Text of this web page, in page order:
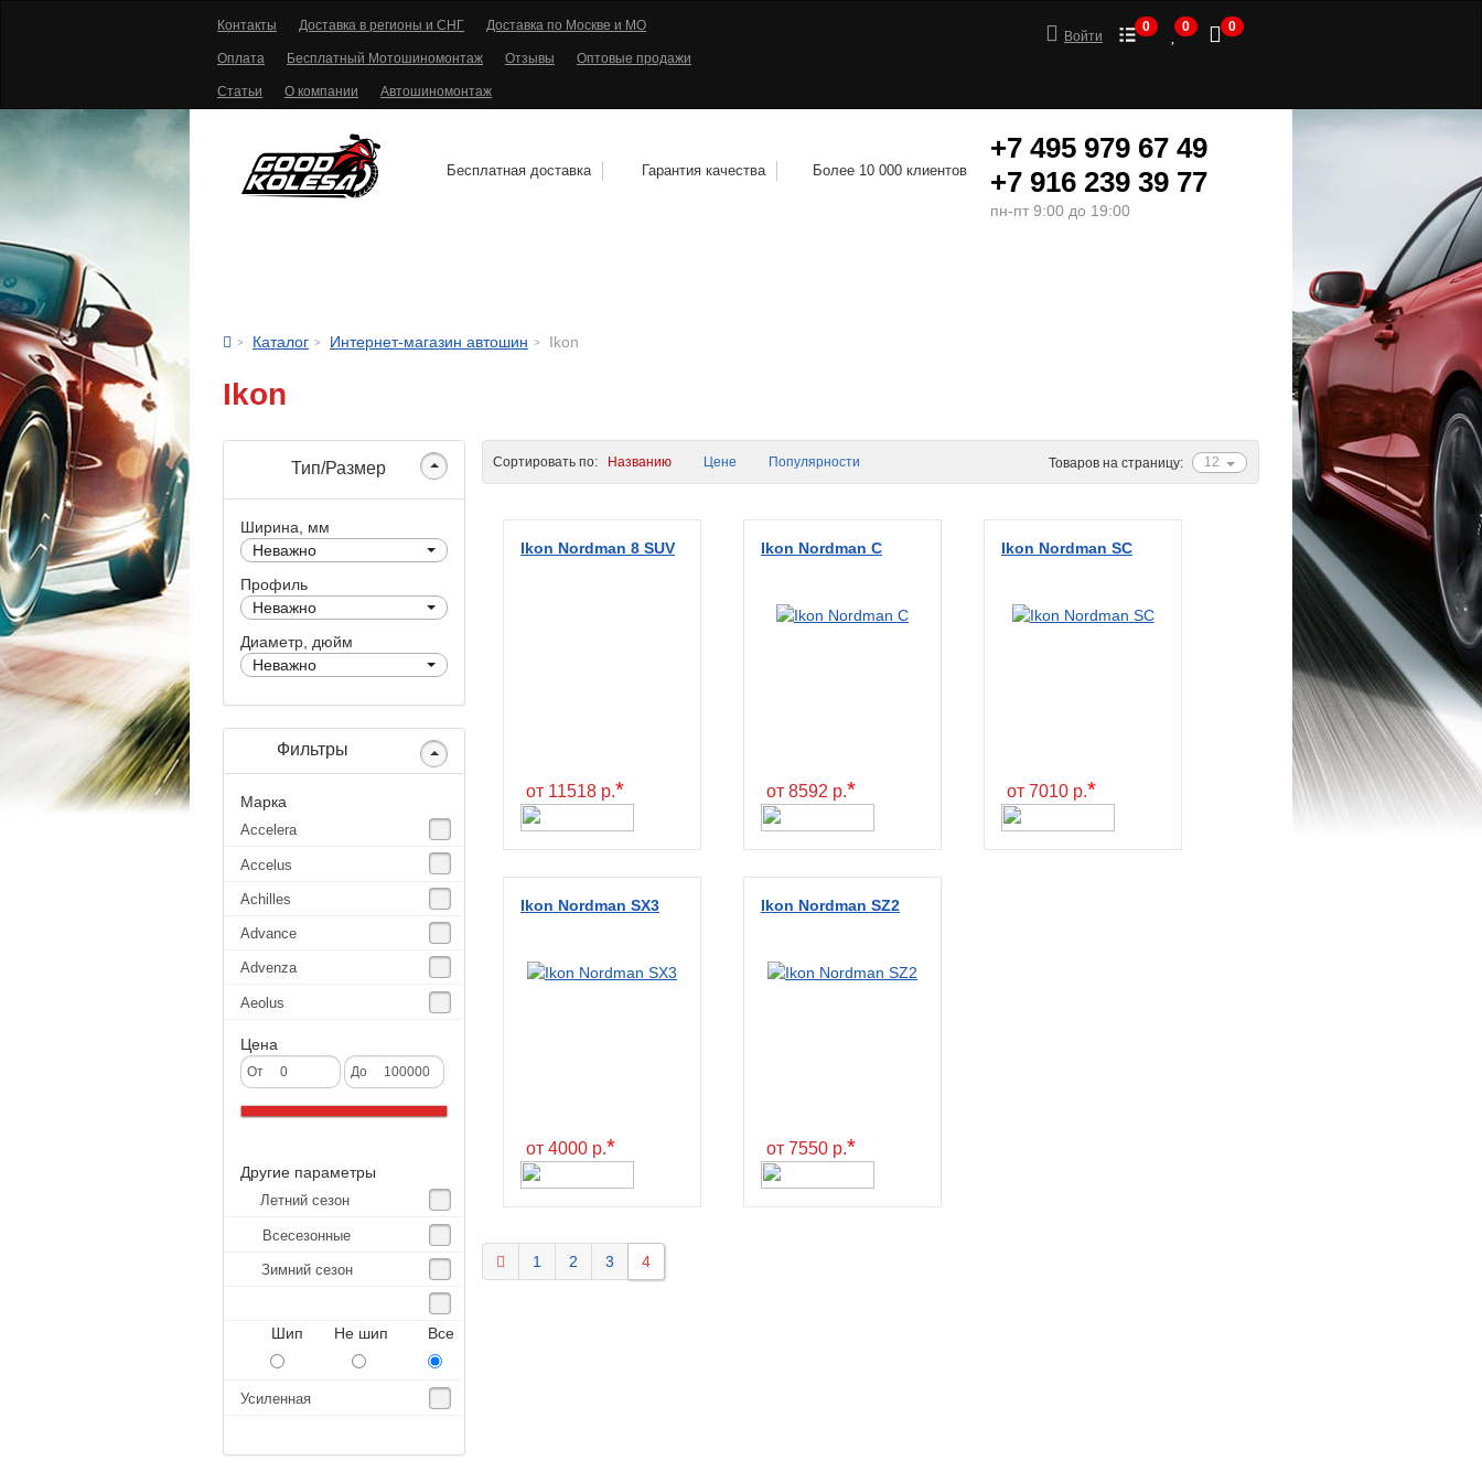
Контакты Доставка в регионы и СНГ Доставка по Москве и МО
Оплата Бесплатный Мотошиномонтаж Отзывы Оптовые продажи
Статьи О компании Автошиномонтаж
Войти
0 0 0
Бесплатная доставка Гарантия качества Более 10 000 клиентов
+7 495 979 67 49
+7 916 239 39 77
пн-пт 9:00 до 19:00
Каталог Интернет-магазин автошин Ikon
Ikon
Тип/Размер
Ширина, мм
Неважно
Профиль
Неважно
Диаметр, дюйм
Неважно
Фильтры
Марка
Accelera
Accelus
Achilles
Advance
Advenza
Aeolus
Agate
Agrica
Alliance
Altura
Amberstone
Amtel
Anjie
Aplus
Цена
От До
Другие параметры
Летний сезон
Всесезонные
Зимний сезон
Шип Не шип Все
Усиленная
12
Товаров на страницу:
Сортировать по: Названию Цене Популярности
Ikon Nordman 8 SUV
от 11518 р.*
Ikon Nordman C
от 8592 р.*
Ikon Nordman SC
от 7010 р.*
Ikon Nordman SX3
от 4000 р.*
Ikon Nordman SZ2
от 7550 р.*
1 2 3 4